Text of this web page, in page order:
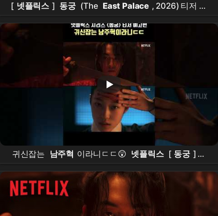
[ 넷플릭스 ] 동궁 (The East Palace , 2026) 티저 예
고편
귀신잡는 남주혁 이라니ㄷㄷ😲 넷플릭스 [ 동궁 ] 티
저 예고편 공개 # 남주혁 # 노윤서 # 조승우 #장 영
남 #namjoohyuk